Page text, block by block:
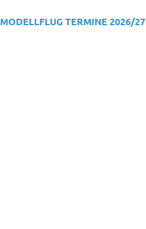
MODELLFLUG TERMINE 2026/27